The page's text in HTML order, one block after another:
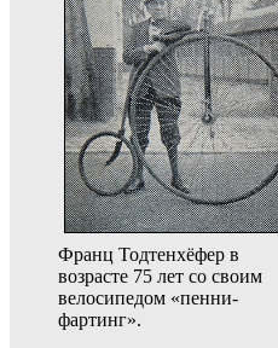
Франц Тодтенхёфер в
возрасте 75 лет со своим
велосипедом «пенни-
фартинг».